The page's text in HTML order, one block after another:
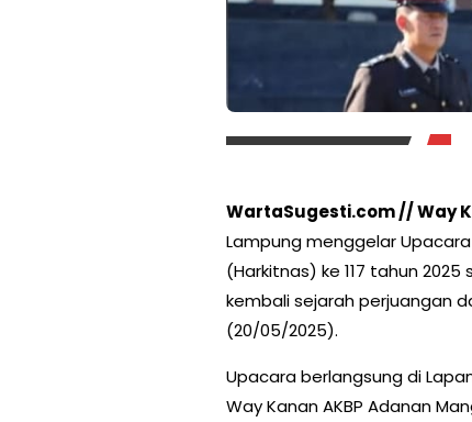
WartaSugesti.com // Way
Lampung menggelar
(Harkitnas) ke 117 tahun
kembali sejarah perjuangan
(20/05/2025).
Upacara berlangsung di
Way Kanan AKBP Adanan